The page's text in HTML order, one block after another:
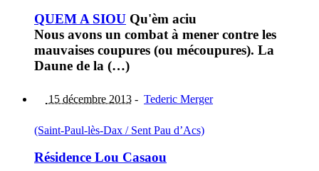
QUEM A SIOU Qu'èm aciu
Nous avons un combat à mener contre les
mauvaises coupures (ou mécoupures). La
Daune de la (…)
15 décembre 2013 - Tederic Merger
(Saint-Paul-lès-Dax / Sent Pau d’Acs)
Résidence Lou Casaou